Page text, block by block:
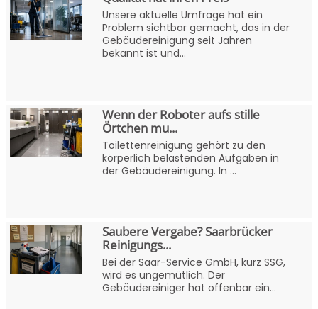
Unsere aktuelle Umfrage hat ein
Problem sichtbar gemacht, das in der
Gebäudereinigung seit Jahren
bekannt ist und...
Wenn der Roboter aufs stille
Örtchen mu...
Toilettenreinigung gehört zu den
körperlich belastenden Aufgaben in
der Gebäudereinigung. In ...
Saubere Vergabe? Saarbrücker
Reinigungs...
Bei der Saar-Service GmbH, kurz SSG,
wird es ungemütlich. Der
Gebäudereiniger hat offenbar ein...